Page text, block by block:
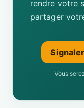
rendre votre
partager
Vous